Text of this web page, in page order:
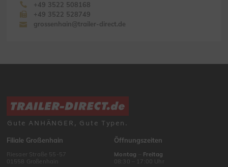
+49 3522 508168
+49 3522 528749
grossenhain@trailer-direct.de
Gute ANHÄNGER, Gute Typen.
Filiale Großenhain
Riesaer Straße 55-57
01558 Großenhain
Öffnungszeiten
Montag
Freitag
08:30 – 17:00 Uhr